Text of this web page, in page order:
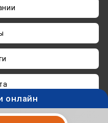
admin@taksisvo.ru
онлайн